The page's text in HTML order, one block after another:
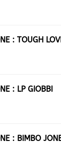
: TOUGH
: LP GIOBBI
: BIMBO